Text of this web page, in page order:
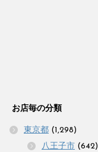
お店毎の分類
東京都 (1,298)
八王子市 (642)